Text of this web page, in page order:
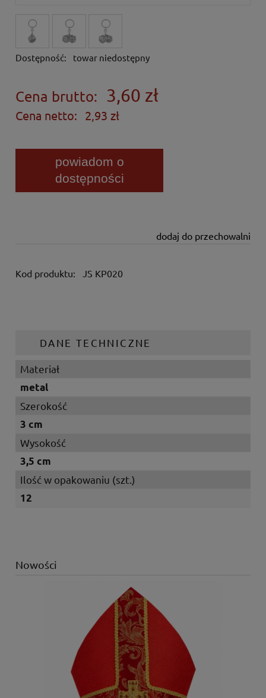
Dostępność: towar niedostępny
Cena brutto: 3,60 zł
Cena netto: 2,93 zł
powiadom o
dostępności
dodaj do przechowalni
Kod produktu: JS KP020
DANE TECHNICZNE
Materiał
metal
Szerokość
3 cm
Wysokość
3,5 cm
Ilość w opakowaniu (szt.)
12
Nowości